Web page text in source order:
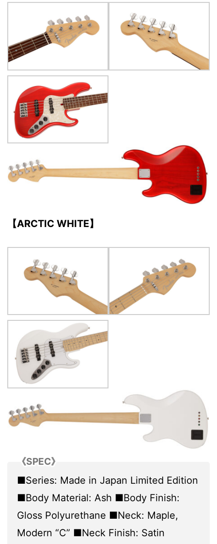
【ARCTIC WHITE】
《SPEC》
■Series: Made in Japan Limited Edition
■Body Material: Ash ■Body Finish:
Gloss Polyurethane ■Neck: Maple,
Modern “C” ■Neck Finish: Satin